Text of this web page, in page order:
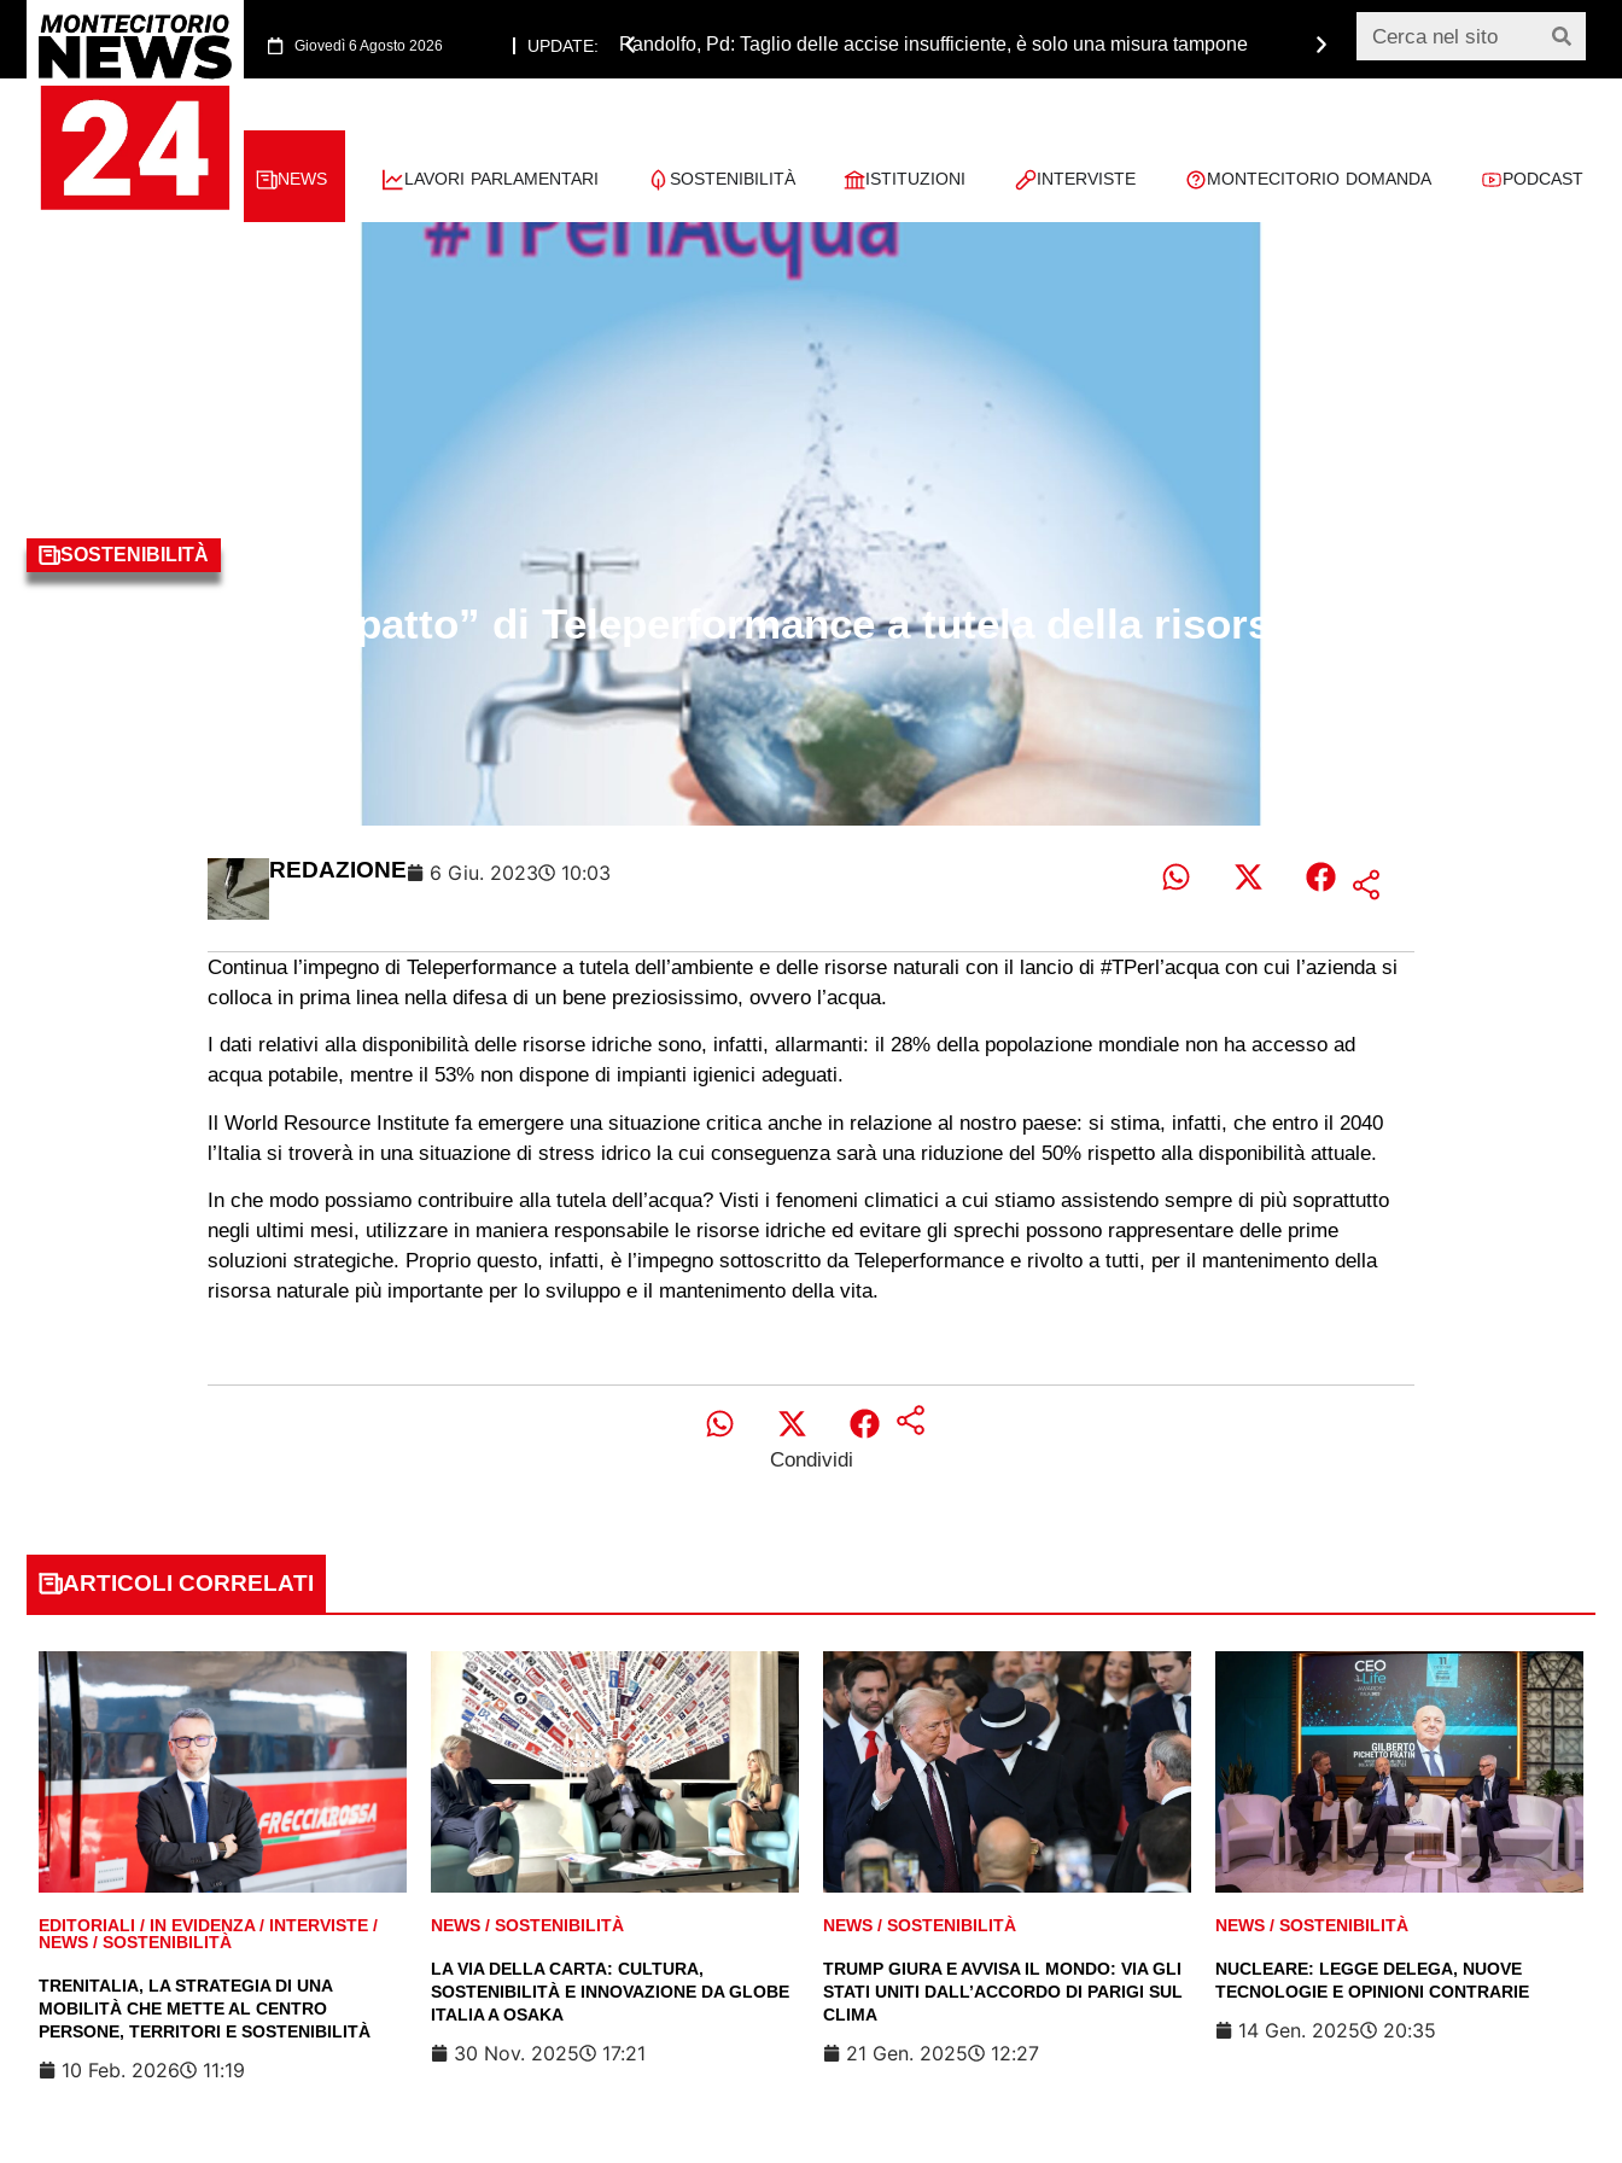
Giovedì 6 Agosto 2026 UPDATE: Pandolfo, Pd: Taglio delle accise insufficiente, è solo una misura tampone Monsignor Paglia:
NEWS LAVORI PARLAMENTARI SOSTENIBILITÀ ISTITUZIONI INTERVISTE MONTECITORIO DOMANDA PODCAST
SOSTENIBILITÀ
#TPerlacqua, il “patto” di Teleperformance a tutela della risorsa naturale più
REDAZIONE 6 Giu. 2023 10:03
Continua l’impegno di Teleperformance a tutela dell’ambiente e delle risorse naturali con il lancio di #TPerl’acqua con cui l’azienda si
colloca in prima linea nella difesa di un bene preziosissimo, ovvero l’acqua.
I dati relativi alla disponibilità delle risorse idriche sono, infatti, allarmanti: il 28% della popolazione mondiale non ha accesso ad
acqua potabile, mentre il 53% non dispone di impianti igienici adeguati.
Il World Resource Institute fa emergere una situazione critica anche in relazione al nostro paese: si stima, infatti, che entro il 2040
l’Italia si troverà in una situazione di stress idrico la cui conseguenza sarà una riduzione del 50% rispetto alla disponibilità attuale.
In che modo possiamo contribuire alla tutela dell’acqua? Visti i fenomeni climatici a cui stiamo assistendo sempre di più soprattutto
negli ultimi mesi, utilizzare in maniera responsabile le risorse idriche ed evitare gli sprechi possono rappresentare delle prime
soluzioni strategiche. Proprio questo, infatti, è l’impegno sottoscritto da Teleperformance e rivolto a tutti, per il mantenimento della
risorsa naturale più importante per lo sviluppo e il mantenimento della vita.
Condividi
ARTICOLI CORRELATI
EDITORIALI / IN EVIDENZA/ INTERVISTE /
NEWS / SOSTENIBILITÀ
TRENITALIA, LA STRATEGIA DI UNA
MOBILITÀ CHE METTE AL CENTRO
PERSONE, TERRITORI E SOSTENIBILITÀ
10 Feb. 2026 11:19
NEWS / SOSTENIBILITÀ
LA VIA DELLA CARTA: CULTURA,
SOSTENIBILITÀ E INNOVAZIONE DA GLOBE
ITALIA A OSAKA
30 Nov. 2025 17:21
NEWS / SOSTENIBILITÀ
TRUMP GIURA E AVVISA IL MONDO: VIA GLI
STATI UNITI DALL’ACCORDO DI PARIGI SUL
CLIMA
21 Gen. 2025 12:27
NEWS / SOSTENIBILITÀ
NUCLEARE: LEGGE DELEGA, NUOVE
TECNOLOGIE E OPINIONI CONTRARIE
14 Gen. 2025 20:35